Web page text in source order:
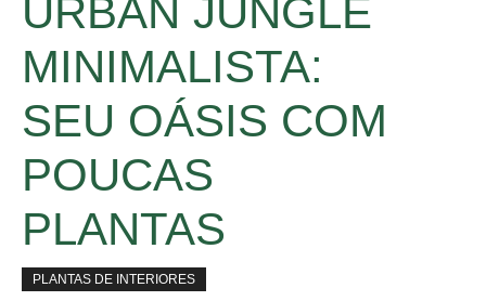
URBAN JUNGLE
MINIMALISTA:
SEU OÁSIS COM
POUCAS
PLANTAS
PLANTAS DE INTERIORES